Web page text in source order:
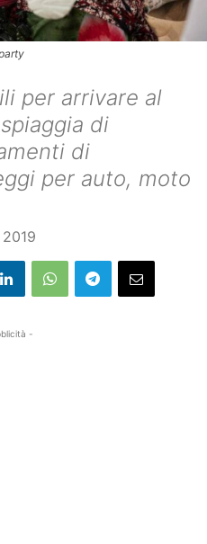
per arrivare al
di
di
per auto, moto
-